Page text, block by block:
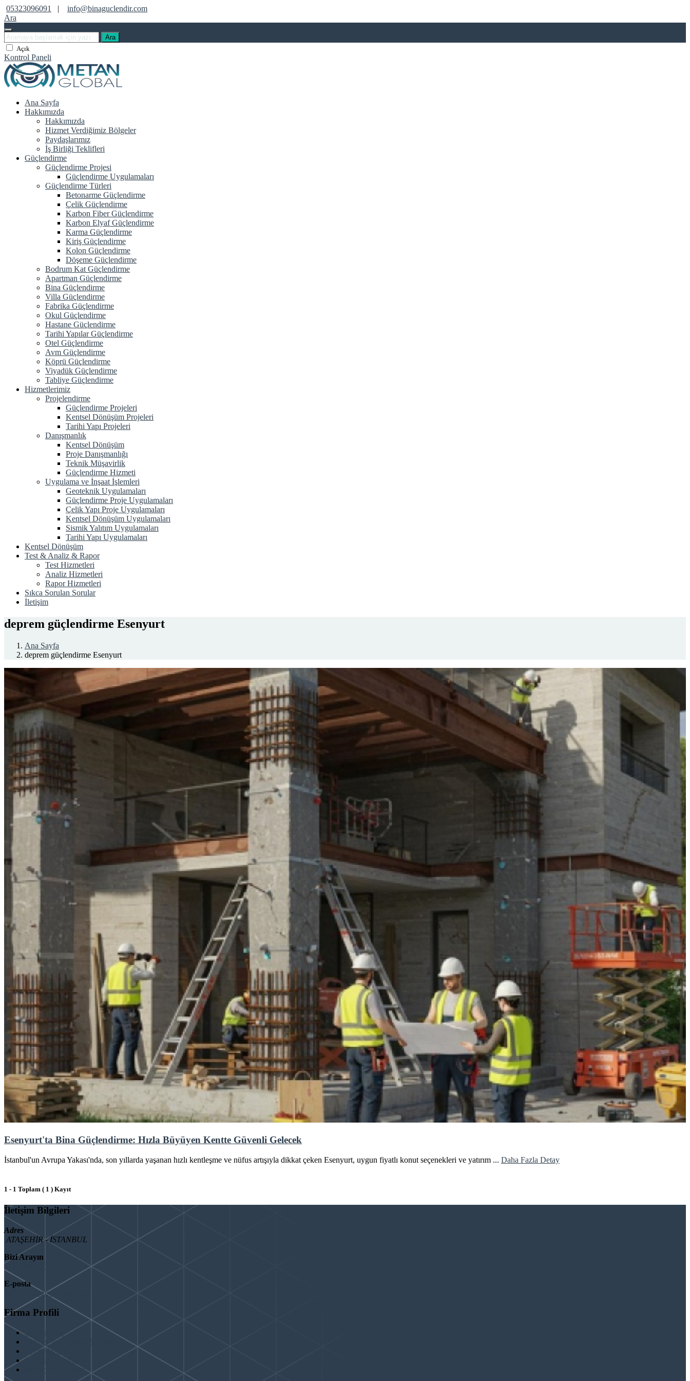
05323096091 |
info@binaguclendir.com
Ara
Ara
Açık
Kontrol Paneli
Ana Sayfa
Hakkımızda
Hakkımızda
Hizmet Verdiğimiz Bölgeler
Paydaşlarımız
İş Birliği Teklifleri
Güçlendirme
Güçlendirme Projesi
Güçlendirme Uygulamaları
Güçlendirme Türleri
Betonarme Güçlendirme
Çelik Güçlendirme
Karbon Fiber Güçlendirme
Karbon Elyaf Güçlendirme
Karma Güçlendirme
Kiriş Güçlendirme
Kolon Güçlendirme
Döşeme Güçlendirme
Bodrum Kat Güçlendirme
Apartman Güçlendirme
Bina Güçlendirme
Villa Güçlendirme
Fabrika Güçlendirme
Okul Güçlendirme
Hastane Güçlendirme
Tarihi Yapılar Güçlendirme
Otel Güçlendirme
Avm Güçlendirme
Köprü Güçlendirme
Viyadük Güçlendirme
Tabliye Güçlendirme
Hizmetlerimiz
Projelendirme
Güçlendirme Projeleri
Kentsel Dönüşüm Projeleri
Tarihi Yapı Projeleri
Danışmanlık
Kentsel Dönüşüm
Proje Danışmanlığı
Teknik Müşavirlik
Güçlendirme Hizmeti
Uygulama ve İnşaat İşlemleri
Geoteknik Uygulamaları
Güçlendirme Proje Uygulamaları
Çelik Yapı Proje Uygulamaları
Kentsel Dönüşüm Uygulamaları
Sismik Yalıtım Uygulamaları
Tarihi Yapı Uygulamaları
Kentsel Dönüşüm
Test & Analiz & Rapor
Test Hizmetleri
Analiz Hizmetleri
Rapor Hizmetleri
Sıkca Sorulan Sorular
İletişim
deprem güçlendirme Esenyurt
Ana Sayfa
deprem güçlendirme Esenyurt
Esenyurt'ta Bina Güçlendirme: Hızla Büyüyen Kentte Güvenli Gelecek
İstanbul'un Avrupa Yakası'nda, son yıllarda yaşanan hızlı kentleşme ve nüfus artışıyla dikkat çeken Esenyurt, uygun fiyatlı konut seçenekleri ve yatırım ... Daha Fazla Detay
1 - 1 Toplam ( 1 ) Kayıt
İletişim Bilgileri
Adres
ATAŞEHİR - İSTANBUL
Bizi Arayın
E-posta
info@binaguclendir.com
Firma Profili
Hakkımızda
Hizmet Verdiğimiz Bölgeler
Paydaşlarımız
İş Birliği Teklifleri
Şartlar ve Koşullar